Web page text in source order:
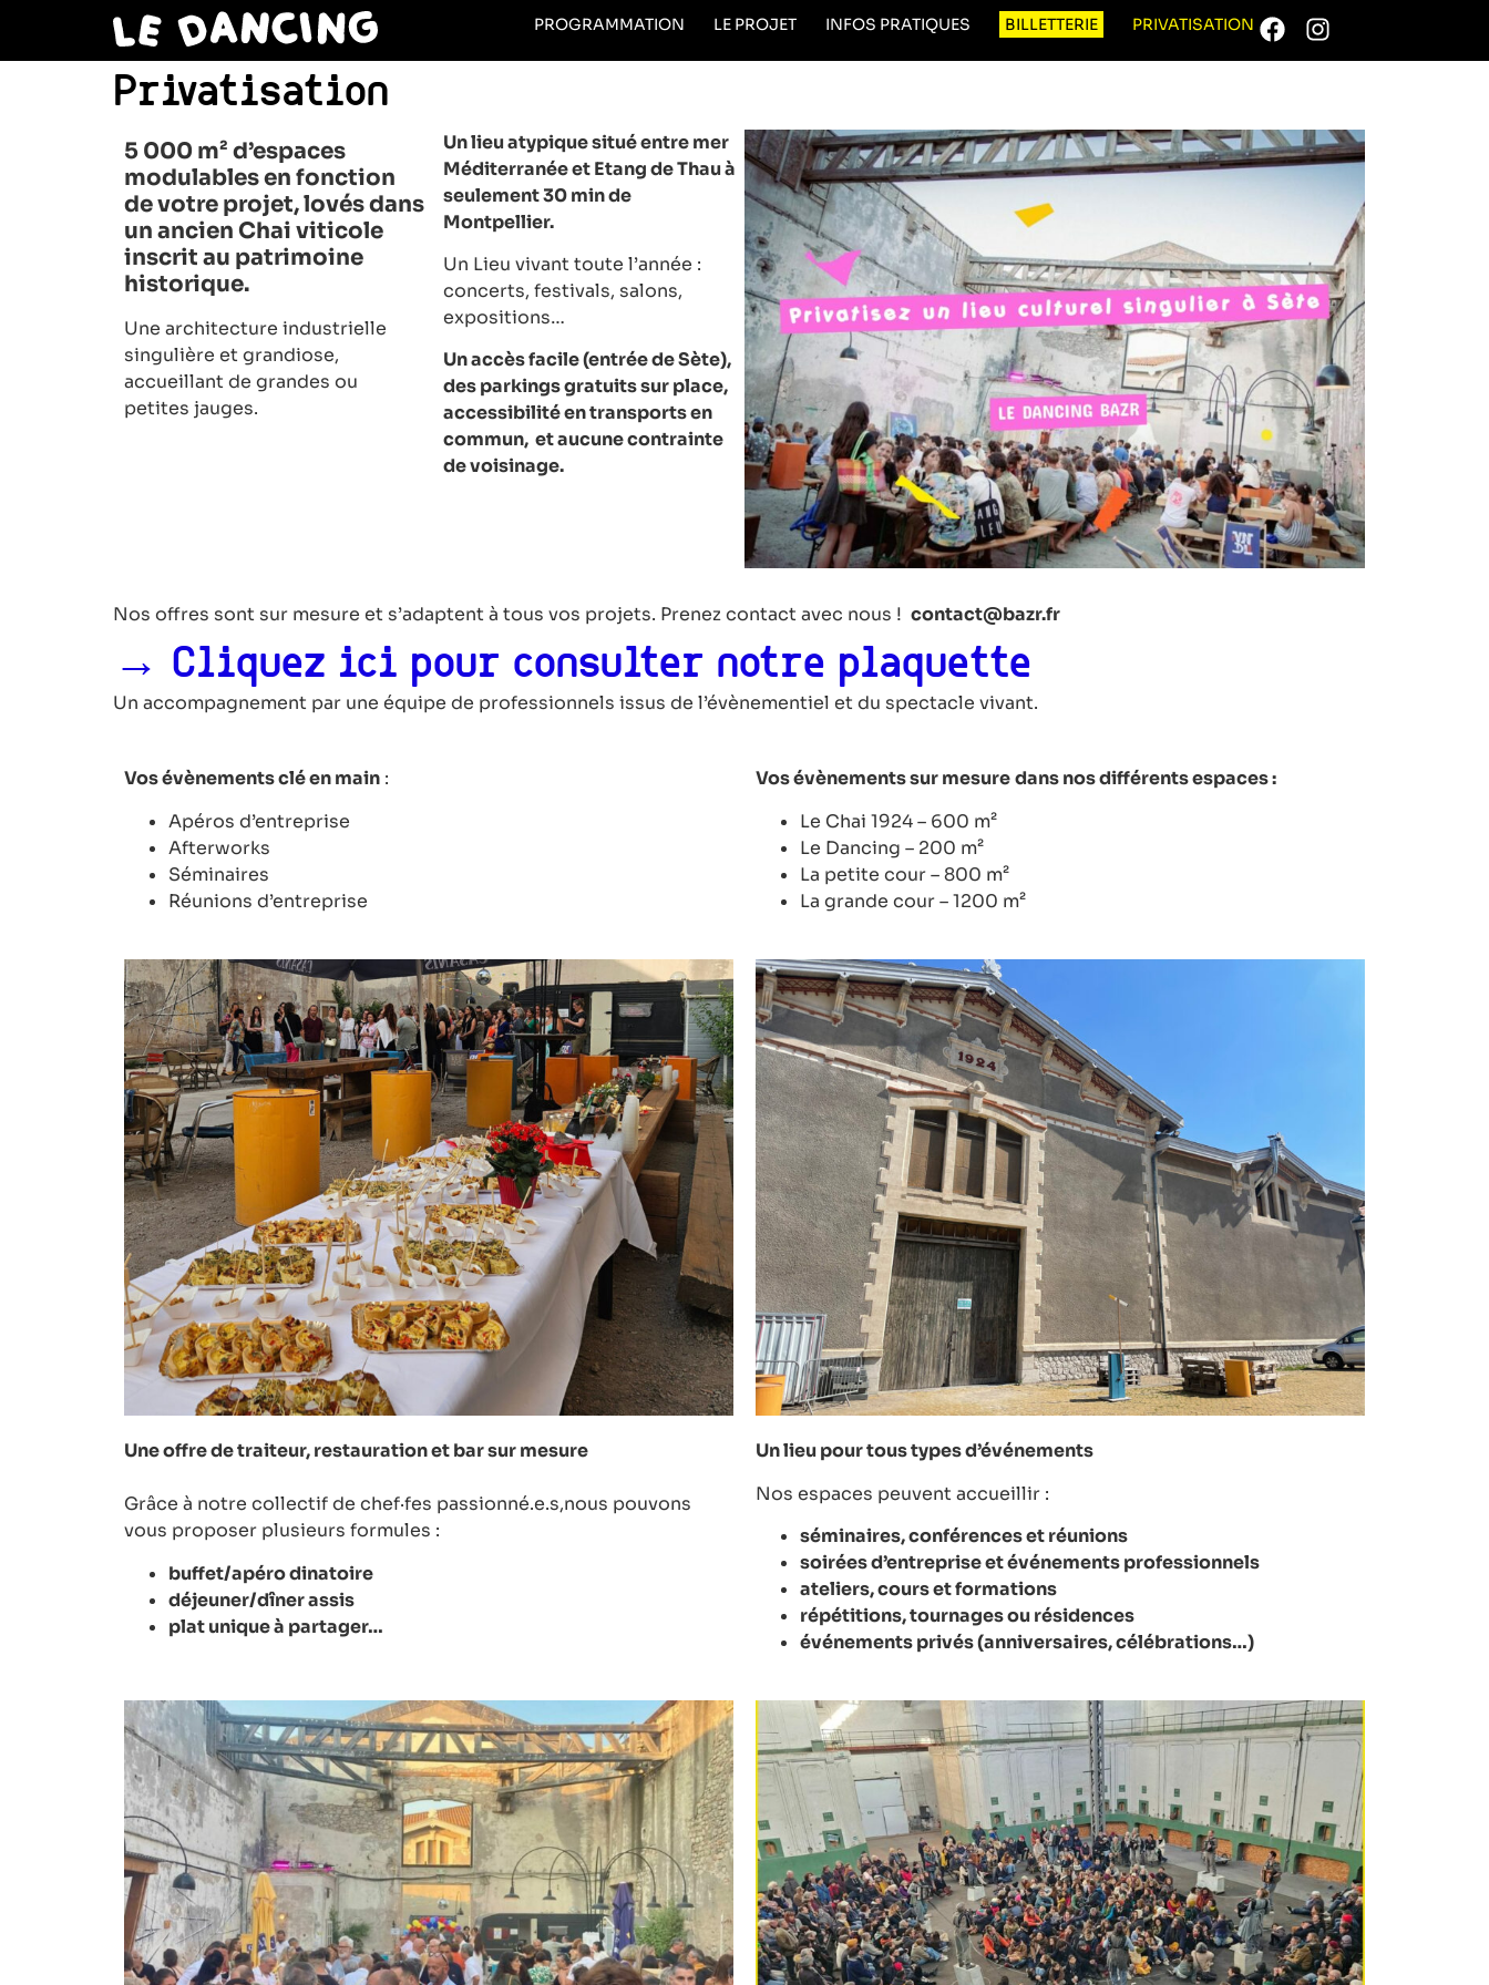
PROGRAMMATION LE PROJET INFOS PRATIQUES BILLETTERIE PRIVATISATION
Privatisation
5 000 m² d’espaces
modulables en fonction
de votre projet, lovés dans
un ancien Chai viticole
inscrit au patrimoine
historique.
Une architecture industrielle
singulière et grandiose,
accueillant de grandes ou
petites jauges.
Un lieu atypique situé entre mer
Méditerranée etEtang de Thau à
seulement30 min de
Montpellier.
Un Lieu vivant toute l’année :
concerts, festivals, salons,
expositions…
Un accès facile (entrée de Sète),
des parkings gratuits sur place,
accessibilité en transports en
commun, et aucune contrainte
de voisinage.
Nos offres sont sur mesure et s’adaptent à tous vos projets. Prenez contact avec nous ! contact@bazr.fr
→ Cliquez ici pour consulter notre plaquette
Un accompagnement par une équipe de professionnels issus de l’évènementiel et du spectacle vivant.
Vos évènements clé en main :
Apéros d’entreprise
Afterworks
Séminaires
Réunions d’entreprise
Vos évènements sur mesuredans nos différents espaces :
Le Chai 1924 – 600 m²
Le Dancing – 200 m²
La petite cour – 800 m²
La grande cour – 1200 m²
Une offre de traiteur, restauration et bar sur mesure
Grâce à notre collectif de chef·fes passionné.e.s,nous pouvons
vous proposer plusieurs formules :
buffet/apéro dinatoire
déjeuner/dîner assis
plat unique à partager…
Un lieu pour tous types d’événements
Nos espaces peuvent accueillir :
séminaires, conférences et réunions
soirées d’entreprise et événements professionnels
ateliers, cours et formations
répétitions, tournages ou résidences
événements privés (anniversaires, célébrations…)